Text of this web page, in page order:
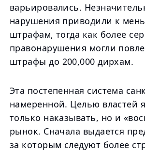
варьировались.
нарушения приводили к
штрафам, тогда как более
правонарушения могли
штрафы до 200,000 дирхам.
Эта постепенная система
намеренной. Целью властей
только наказывать, но и
рынок. Сначала выдается
за которым следуют более